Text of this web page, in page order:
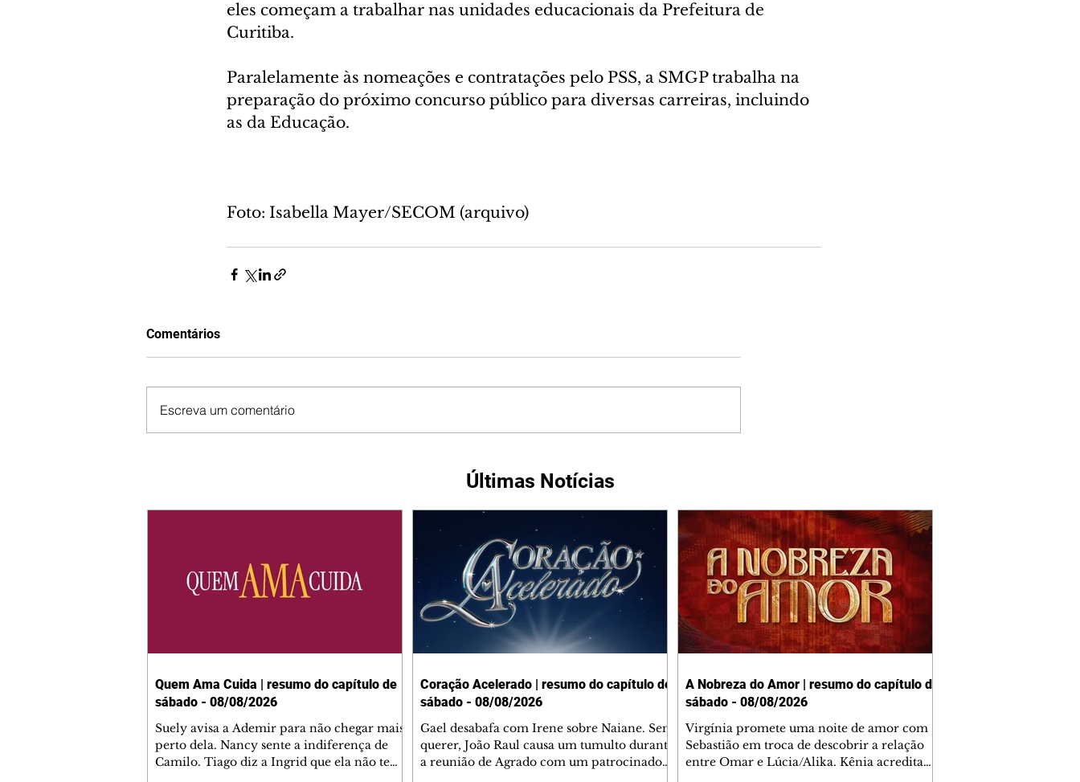
eles começam a trabalhar nas unidades educacionais da Prefeitura de
Curitiba.
Paralelamente às nomeações e contratações pelo PSS, a SMGP trabalha na
preparação do próximo concurso público para diversas carreiras, incluindo
as da Educação.
Foto: Isabella Mayer/SECOM (arquivo)
Comentários
Escreva um comentário
Últimas Notícias
Quem Ama Cuida | resumo do capítulo de
sábado - 08/08/2026
Suely avisa a Ademir para não chegar mais
perto dela. Nancy sente a indiferença de
Camilo. Tiago diz a Ingrid que ela não tem
Coração Acelerado | resumo do capítulo de
sábado - 08/08/2026
Gael desabafa com Irene sobre Naiane. Sem
querer, João Raul causa um tumulto durante
a reunião de Agrado com um patrocinador.
A Nobreza do Amor | resumo do capítulo de
sábado - 08/08/2026
Virgínia promete uma noite de amor com
Sebastião em troca de descobrir a relação
entre Omar e Lúcia/Alika. Kênia acredita